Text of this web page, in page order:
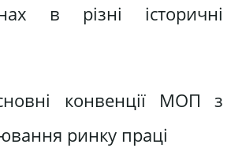
в різні історичні
конвенції МОП з
ринку праці